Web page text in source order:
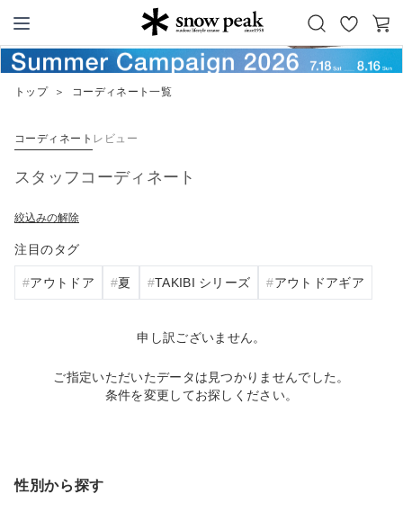
Snow Peak
お
気
カ
ー
トップ ＞ コーディネート一覧
コーディネート レビュー
スタッフコーディネート
絞込みの解除
注目のタグ
アウトドア 夏 TAKIBI シリーズ アウトドアギア
申し訳ございません。
ご指定いただいたデータは見つかりませんでした。
条件を変更してお探しください。
性別から探す